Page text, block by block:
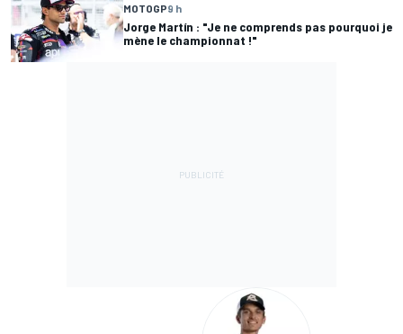
MOTOGP9 h
Jorge Martín : "Je ne comprends pas pourquoi je
mène le championnat !"